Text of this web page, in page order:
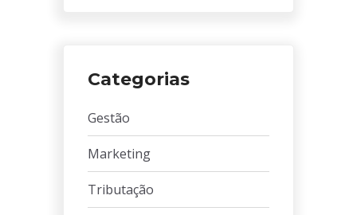
Categorias
Gestão
Marketing
Tributação